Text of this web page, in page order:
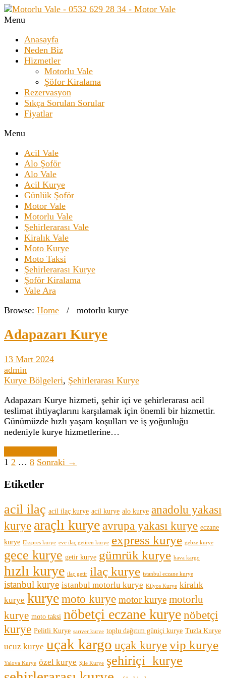
Menu
Anasayfa
Neden Biz
Hizmetler
Motorlu Vale
Şöfor Kiralama
Rezervasyon
Sıkça Sorulan Sorular
Fiyatlar
Menu
Acil Vale
Alo Şoför
Alo Vale
Acil Kurye
Günlük Şoför
Motor Vale
Motorlu Vale
Şehirlerarası Vale
Kiralık Vale
Moto Kurye
Moto Taksi
Şehirlerarası Kurye
Şoför Kiralama
Vale Ara
Browse: Home / motorlu kurye
Adapazarı Kurye
13 Mart 2024
admin
Kurye Bölgeleri, Şehirlerarası Kurye
Adapazarı Kurye hizmeti, şehir içi ve şehirlerarası acil
teslimat ihtiyaçlarını karşılamak için önemli bir hizmettir.
Günümüzde hızlı yaşam koşulları ve iş yoğunluğu
nedeniyle kurye hizmetlerine…
1 2 … 8 Sonraki →
Etiketler
acil ilaç acil ilaç kurye acil kurye alo kurye anadolu yakası
kurye araçlı kuryeavrupa yakası kurye eczane
kurye Ekspres kurye eve ilaç getiren kurye express kurye gebze kurye
gece kurye getir kurye gümrük kurye hava kargo
hızlı kurye ilaç getir ilaç kurye istanbul eczane kurye
istanbul kurye istanbul motorlu kurye Kilyos Kurye kiralık
kurye kuryemoto kurye motor kurye motorlu
kurye moto taksi nöbetçi eczane kuryenöbetçi
kurye Pelitli Kurye sarıyer kurye toplu dağıtım güniçi kurye Tuzla Kurye
ucuz kurye uçak kargo uçak kuryevip kurye
Yalova Kurye özel kurye Şile Kurye şehiriçi kurye